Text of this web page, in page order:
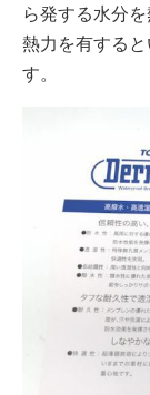
ら発する水分
熱力を有する
す。